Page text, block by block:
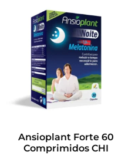
Ansioplant Forte 60
Comprimidos CHI